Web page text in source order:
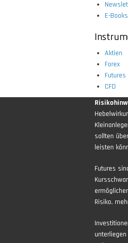
E-
Aktien
Forex
Futures
CFD
sollten
leisten
Futures
Risiko,